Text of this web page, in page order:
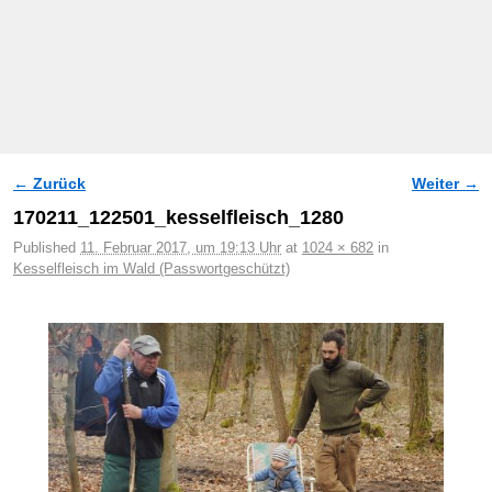
Bilder-Navigation
← Zurück Weiter →
170211_122501_kesselfleisch_1280
Published 11. Februar 2017, um 19:13 Uhr at 1024 × 682 in
Kesselfleisch im Wald (Passwortgeschützt)